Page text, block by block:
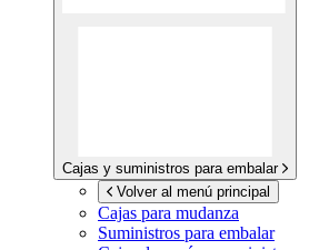
Cajas y suministros para embalar
Volver al menú principal
Cajas para mudanza
Suministros para embalar